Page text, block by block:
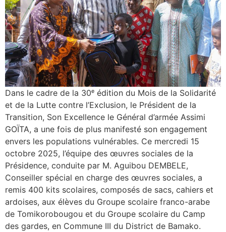
Dans le cadre de la 30ᵉ édition du Mois de la Solidarité
et de la Lutte contre l’Exclusion, le Président de la
Transition, Son Excellence le Général d’armée Assimi
GOÏTA, a une fois de plus manifesté son engagement
envers les populations vulnérables. Ce mercredi 15
octobre 2025, l’équipe des œuvres sociales de la
Présidence, conduite par M. Aguibou DEMBELE,
Conseiller spécial en charge des œuvres sociales, a
remis 400 kits scolaires, composés de sacs, cahiers et
ardoises, aux élèves du Groupe scolaire franco-arabe
de Tomikorobougou et du Groupe scolaire du Camp
des gardes, en Commune III du District de Bamako.